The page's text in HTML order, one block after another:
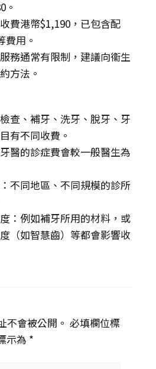
。
費港幣$1,190，已包含配
費用。
務通常有限制，建議向衞生
方法。
查、補牙、洗牙、脫牙、牙
有不同收費。
醫的診症費會較一般醫生為
不同地區、不同規模的診所
：例如補牙所用的材料，或
（如智慧齒）等都會影響收
不會被公開。 必填欄位標
示為 *